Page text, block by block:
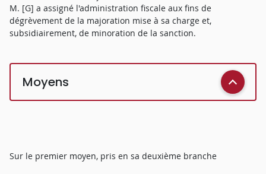
M. [G] a assigné l'administration fiscale aux fins de
dégrèvement de la majoration mise à sa charge et,
subsidiairement, de minoration de la sanction.
Moyens
Sur le premier moyen, pris en sa deuxième branche